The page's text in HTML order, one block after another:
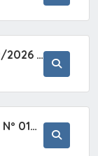
PREGÃO ELETRÔNICO Nº 019/2026 - CONTRATAÇÃO DE EMPRESA ESPECIALIZADA PARA A PRESTAÇÃO DE SERVIÇOS VETERINÁRIOS CLÍNICOS E CIRÚRGICOS, COM FOCO EM AÇÕES DE SAÚDE PÚBLICA, BEM-ESTAR ANIMAL E CONTROLE POPULACIONAL ÉTICO DE CÃES E GATOS, EM ATENDIMENTO À
CONCORRÊNCIA PRESENCIAL Nº 018/2026 - PAVIMENTAÇÃO ASFÁLTICA NO BAIRRO VOTUPOCA ? ESTRADA DA RAPOSA, NO MUNICÍPIO DE SETE BARRAS/SP